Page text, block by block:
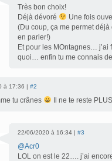
Très bon choix!
Déjà dévoré
Une fois
(Du coup, ça me permet
en parler!)
Et pour les MOntagnes…
quoi… enfin tu me connais
à 17:36 | #2
tu crânes Il ne te reste
22/06/2020 à 16:34 | #3
@Acr0
LOL on est le 22…. j’ai